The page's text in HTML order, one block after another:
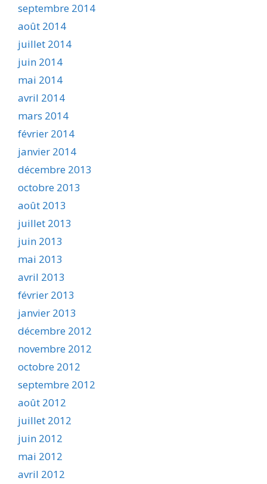
septembre 2014
août 2014
juillet 2014
juin 2014
mai 2014
avril 2014
mars 2014
février 2014
janvier 2014
décembre 2013
octobre 2013
août 2013
juillet 2013
juin 2013
mai 2013
avril 2013
février 2013
janvier 2013
décembre 2012
novembre 2012
octobre 2012
septembre 2012
août 2012
juillet 2012
juin 2012
mai 2012
avril 2012